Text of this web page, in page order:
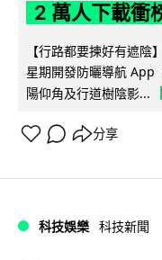
2 萬人下載衝
【行路都要揀好有遮
星期開發防曬導航 App
陽仰角及行道樹陰影...
分享
科技娛樂 科技新聞